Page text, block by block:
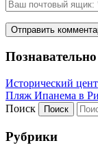
Познавательно
Исторический
Пляж Ипанема в
Поиск
Рубрики